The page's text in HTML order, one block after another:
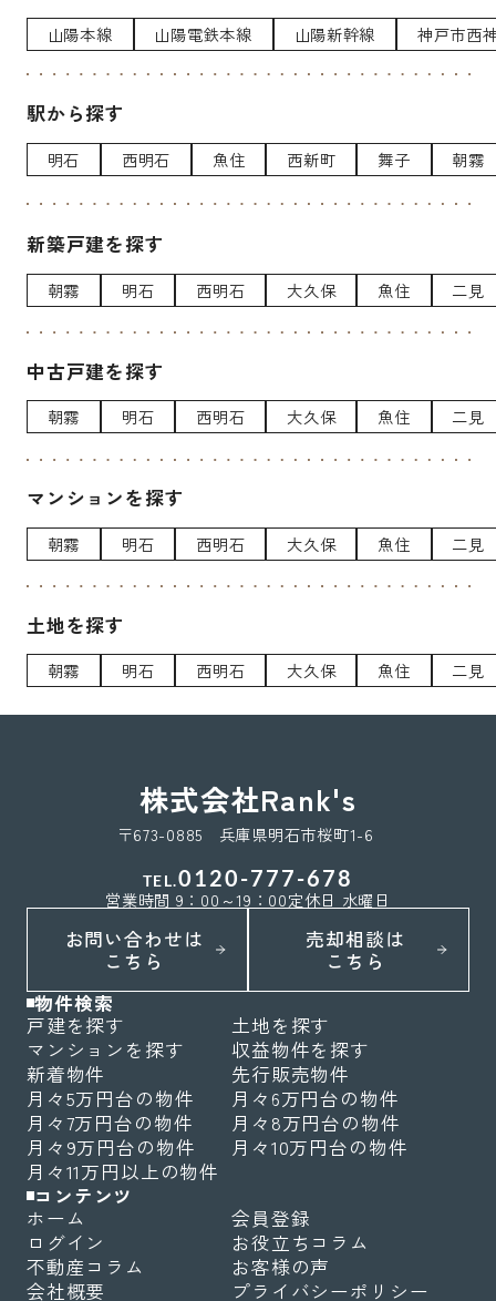
山陽本線 山陽電鉄本線 山陽新幹線 神戸市西
駅から探す
明石 西明石 魚住 西新町 舞子 朝霧
新築戸建を探す
朝霧 明石 西明石 大久保 魚住 二見
中古戸建を探す
朝霧 明石 西明石 大久保 魚住 二見
マンションを探す
朝霧 明石 西明石 大久保 魚住 二見
土地を探す
朝霧 明石 西明石 大久保 魚住 二見
株式会社Rank's
〒673-0885 兵庫県明石市桜町1-6
TEL.0120-777-678
営業時間 9：00～19：00定休日 水曜日
お問い合わせは
こちら
売却相談は
こちら
物件検索
戸建を探す
土地を探す
マンションを探す
収益物件を探す
新着物件
先行販売物件
月々5万円台の物件
月々6万円台の物件
月々7万円台の物件
月々8万円台の物件
月々9万円台の物件
月々10万円台の物件
月々11万円以上の物件
コンテンツ
ホーム
会員登録
ログイン
お役立ちコラム
不動産コラム
お客様の声
会社概要
プライバシーポリシー